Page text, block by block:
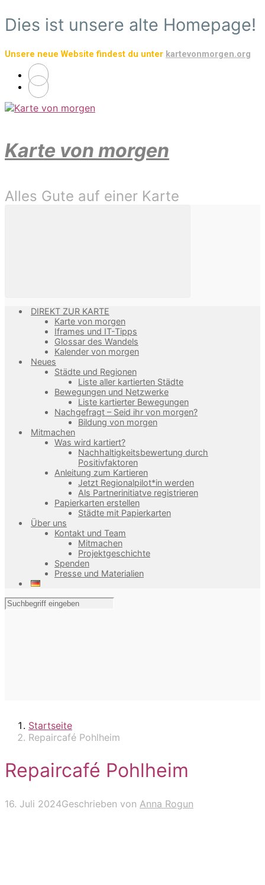
Zum
Hauptinhalt
Dies ist unsere alte Homepage!
Unsere neue Website findest du unter kartevonmorgen.org
Karte von morgen
Alles Gute auf einer Karte
DIREKT ZUR KARTE
Karte von morgen
Iframes und IT-Tipps
Glossar des Wandels
Kalender von morgen
Neues
Städte und Regionen
Liste aller kartierten Städte
Bewegungen und Netzwerke
Liste kartierter Bewegungen
Nachgefragt – Seid ihr von morgen?
Bildung von morgen
Mitmachen
Was wird kartiert?
Nachhaltigkeitsbewertung durch
Positivfaktoren
Anleitung zum Kartieren
Jetzt Regionalpilot*in werden
Als Partnerinitiatve registrieren
Papierkarten erstellen
Städte mit Papierkarten
Über uns
Kontakt und Team
Mitmachen
Projektgeschichte
Spenden
Presse und Materialien
Startseite
Repaircafé Pohlheim
Repaircafé Pohlheim
16. Juli 2024Geschrieben von Anna Rogun